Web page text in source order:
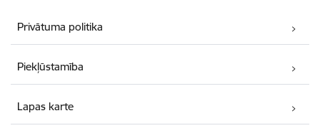
Privātuma politika
Piekļūstamība
Lapas karte